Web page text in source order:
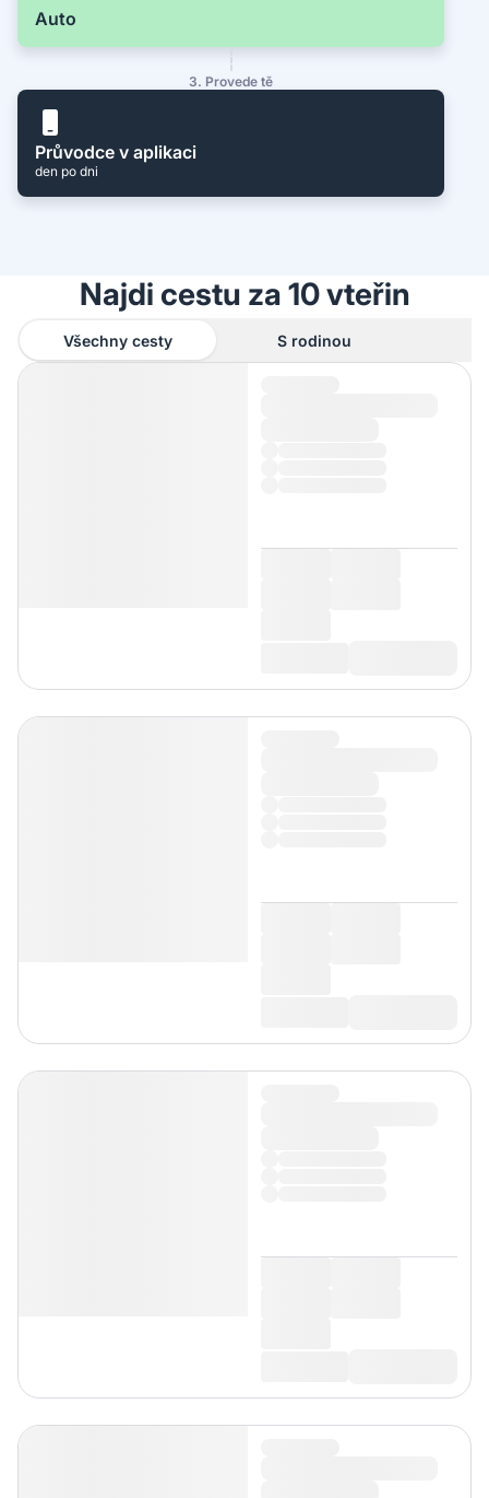
Auto
3. Provede tě
Průvodce v aplikaci
den po dni
Najdi cestu za 10 vteřin
Všechny cesty S rodinou